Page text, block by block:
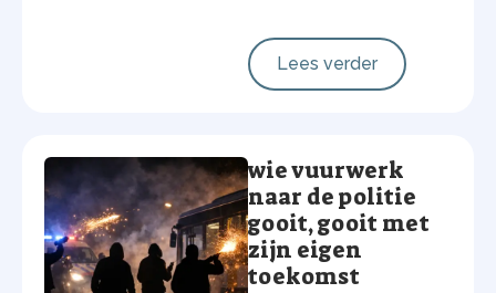
Lees verder
wie vuurwerk
naar de politie
gooit, gooit met
zijn eigen
toekomst